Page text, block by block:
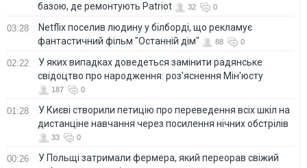
базою, де ремонтують Patriot
32 0
03:28
Netflix поселив людину у білборді, що рекламує
фантастичний фільм "Останній дім"
88 0
02:22
У яких випадках доведеться замінити радянське
свідоцтво про народження: роз'яснення Мін'юсту
187 0
01:28
У Києві створили петицію про переведення всіх шкіл на
дистанціне навчання через посилення нічних обстрілів
33 0
00:26
У Польщі затримали фермера, який переорав свіжий